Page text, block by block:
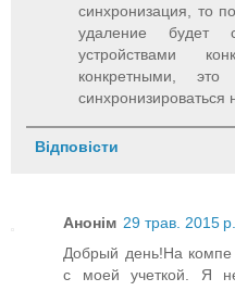
синхронизация, то
удаление будет
устройствами
конкретными, это
синхронизироваться
Відповісти
Анонім 29 трав. 2015
Добрый день!На компе
с моей учеткой. Я